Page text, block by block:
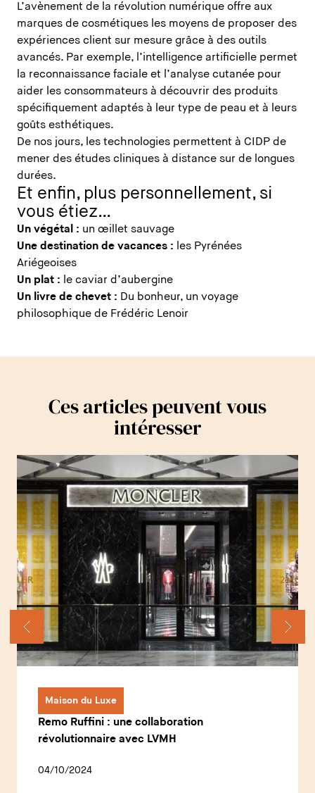
L’avènement de la révolution numérique offre aux
marques de cosmétiques les moyens de proposer des
expériences client sur mesure grâce à des outils
avancés. Par exemple, l’intelligence artificielle permet
la reconnaissance faciale et l’analyse cutanée pour
aider les consommateurs à découvrir des produits
spécifiquement adaptés à leur type de peau et à leurs
goûts esthétiques.
De nos jours, les technologies permettent à CIDP de
mener des études cliniques à distance sur de longues
durées.
Et enfin, plus personnellement, si
vous étiez…
Un végétal : un œillet sauvage
Une destination de vacances : les Pyrénées
Ariégeoises
Un plat : le caviar d’aubergine
Un livre de chevet : Du bonheur, un voyage
philosophique de Frédéric Lenoir
Ces articles peuvent vous
intéresser
Maison du Luxe
Remo Ruffini : une collaboration
révolutionnaire avec LVMH
04/10/2024